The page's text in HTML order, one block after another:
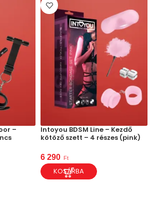
–
Intoyou BDSM Line – Kezdő
kötöző szett – 4 részes (pink)
6 290 Ft
KOSÁRBA